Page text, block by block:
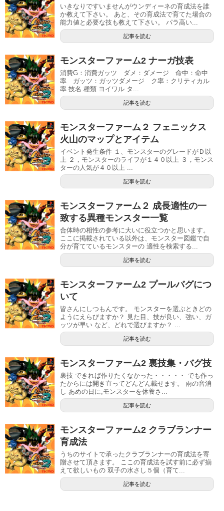
いきなりですいませんがウンディーネの育成法を誰
か教えて下さい。 あと、その育成法で育てた場合の
能力値と必要な技も教えて下さい。 パラ高い...
記事を読む
モンスターファーム2 ナーガ技表
消費G：消費ガッツ ダメ：ダメージ 命中：命中
率 ガッツ：ガッツダメージ ク率：クリティカル
率 技名 種類 ヨイワル タ...
記事を読む
モンスターファーム２ フェニックス
火山のマップとアイテム
イベント発生条件 １、モンスターのグレードがＤ以
上 ２，モンスターのライフが１４０以上 ３，モンス
ターの人気が４０以上 ...
記事を読む
モンスターファーム２ 成長適性の一
致する異種モンスター一覧
合体時の相性の参考に大いに役立つかと思います。
ここに掲載されている以外は、モンスター図鑑で自
分が育てているモンスターの 適性を検索する...
記事を読む
モンスターファーム2 プールバグにつ
いて
皆さんにしつもんです。 モンスターを選ぶときどの
ようにえらびますか？ 見た目、技が良い、強い、ガ
ッツが早い など、どれで選びますか？ ...
記事を読む
モンスターファーム2 裏技集・バグ技
裏技 できれば作りたくなかった・・・・・ でも作っ
たからには開き直ってどんどん載せます。 雨の音消
し あめの日に,モンスターを休養さ...
記事を読む
モンスターファーム2 クラブランナー
育成法
うちのサイトで承ったクラブランナーの育成法を寄
贈させて頂きます。 ここの育成法を試す前に必ず揃
えて欲しいもの 双子の水さし５個（育て...
記事を読む